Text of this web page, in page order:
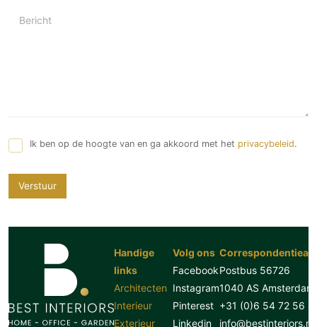
Bericht
Ik ben op de hoogte van en ga akkoord met het privacybeleid.
Verstuur
Handige
links
Architecten
Interieur
Exterieur
Volg ons
Facebook
Instagram
Pinterest
Linkedin
Postbus 56726
1040 AS Amsterdam
+31 (0)6 54 72 56
info@bestinteriors.nl